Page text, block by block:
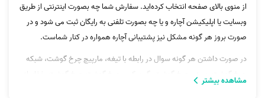
از منوی بالای صفحه انتخاب کرده‌اید. سفارش شما چه بصورت اینترنتی از طریق
وبسایت یا اپلیکیشن آچاره و یا چه بصورت تلفنی به رایگان ثبت می شود و در
صورت بروز هر گونه مشکل نیز پشتیبانی آچاره همواره در کنار شماست.
در صورت داشتن هر گونه سوال در رابطه با تیغه، مارپیچ چرخ گوشت، شبکه
چرخ گوشت، سینی چرخ گوشت، گیریبکس چرخ گوشت،چرخ گوشت، غذاساز
مشاهده بیشتر